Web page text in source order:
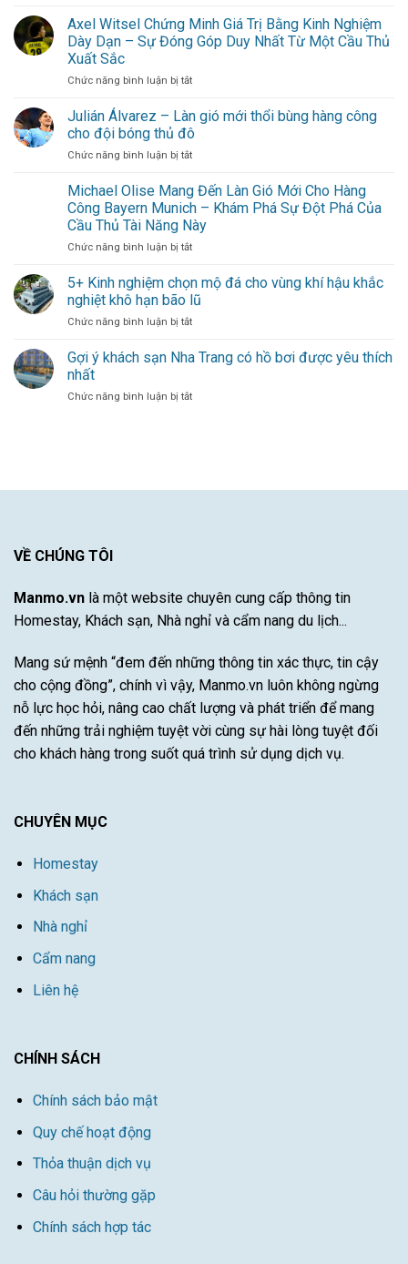
cần
đi
hội
thân
hồn
Nottingham
Forest
Henderson
Chốt
đáng
cậy
trong
khung
gỗ
Axel Witsel Chứng Minh Giá Trị Bằng Kinh Nghiệm
Dày Dạn – Sự Đóng Góp Duy Nhất Từ Một Cầu Thủ
Xuất Sắc
Chức năng bình luận bị tắtở
Witsel
Chứng
Minh
Giá
Bằng
Kinh
Nghiệm
Dày
Dạn
Sự
Đóng
Duy
Từ
Julián Álvarez – Làn gió mới thổi bùng hàng công
cho đội bóng thủ đô
Chức năng bình luận bị tắtở
Álvarez
–
Làn
gió
mới
bùng
hàng
công
cho
bóng
Michael Olise Mang Đến Làn Gió Mới Cho Hàng
Công Bayern Munich – Khám Phá Sự Đột Phá Của
Cầu Thủ Tài Năng Này
Chức năng bình luận bị tắtở
Olise
Mang
Đến
Làn
Mới
Công
Sự
Năng
Này
5+ Kinh nghiệm chọn mộ đá cho vùng khí hậu khắc
nghiệt khô hạn bão lũ
Chức năng bình luận bị tắtở
Kinh
nghiệm
mộ
khắc
Gợi ý khách sạn Nha Trang có hồ bơi được yêu thích
nhất
Chức năng bình luận bị tắtở
Trang
nhất
VỀ CHÚNG TÔI
Manmo.vn là một website chuyên cung cấp thông tin
Homestay, Khách sạn, Nhà nghỉ và cẩm nang du lịch...
Mang sứ mệnh “đem đến những thông tin xác thực, tin cậy
cho cộng đồng”, chính vì vậy, Manmo.vn luôn không ngừng
nỗ lực học hỏi, nâng cao chất lượng và phát triển để mang
đến những trải nghiệm tuyệt vời cùng sự hài lòng tuyệt đối
cho khách hàng trong suốt quá trình sử dụng dịch vụ.
CHUYÊN MỤC
Homestay
Khách sạn
Nhà nghỉ
Cẩm nang
Liên hệ
CHÍNH SÁCH
Chính sách bảo mật
Quy chế hoạt động
Thỏa thuận dịch vụ
Câu hỏi thường gặp
Chính sách hợp tác